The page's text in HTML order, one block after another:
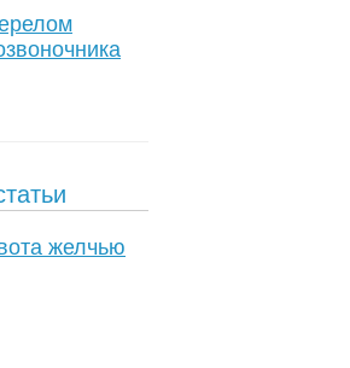
желчью